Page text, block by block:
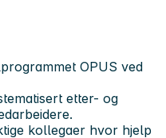
OPUS ved
etter- og
kollegaer hvor hjelp